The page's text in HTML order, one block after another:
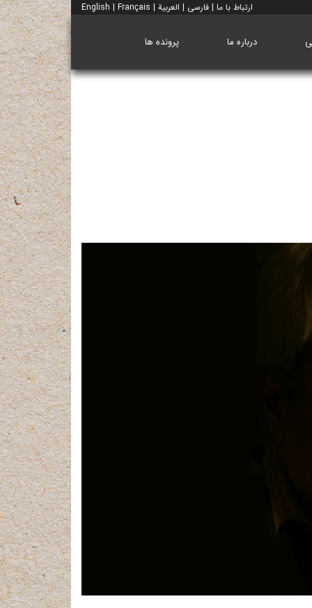
ارتباط با ما | فارسی | العربية |
English | Français
درباره ما پرونده ها